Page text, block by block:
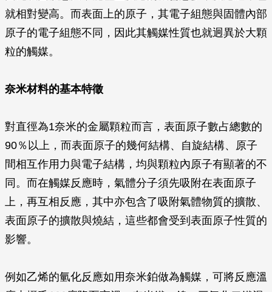
就相對變高。而表面上的原子，其電子組態與固體內部
原子的電子組態不同，因此其觸媒性質也就迥異於大顆
粒的觸媒。
奈米材料的基本特徵
對直徑為1奈米的金屬顆粒而言，表面原子數占總數的
90％以上，而表面原子的幾何結構、自旋結構、原子
間相互作用力與電子結構，均與顆粒內原子有顯著的不
同。而在觸媒反應時，氣體分子須先吸附在表面原子
上，再互相反應，其中亦包含了吸附氣體物質的擴散、
表面原子的擴散與燒結，這些都會受到表面原子性質的
影響。
例如乙烯的氫化反應如用奈米鉑做為觸媒，可將反應溫